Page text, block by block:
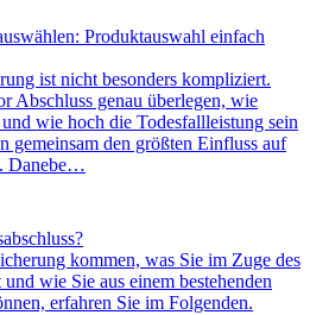
Produktauswahl einfach
ist nicht besonders kompliziert.
Abschluss genau überlegen, wie
wie hoch die Todesfallleistung sein
gemeinsam den größten Einfluss auf
Danebe…
kommen, was Sie im Zuge des
wie Sie aus einem bestehenden
erfahren Sie im Folgenden.